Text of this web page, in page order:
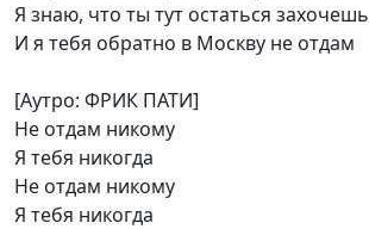
Я знаю, что ты тут остаться захочешь
И я тебя обратно в Москву не отдам
[Аутро: ФРИК ПАТИ]
Не отдам никому
Я тебя никогда
Не отдам никому
Я тебя никогда